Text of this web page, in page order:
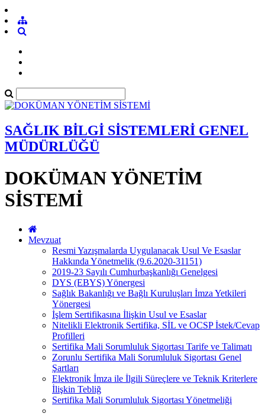
SAĞLIK BİLGİ SİSTEMLERİ GENEL
MÜDÜRLÜĞÜ
DOKÜMAN YÖNETİM
SİSTEMİ
Mevzuat
Resmi Yazışmalarda Uygulanacak Usul Ve Esaslar
Hakkında Yönetmelik (9.6.2020-31151)
2019-23 Sayılı Cumhurbaşkanlığı Genelgesi
DYS (EBYS) Yönergesi
Sağlık Bakanlığı ve Bağlı Kuruluşları İmza Yetkileri
Yönergesi
İşlem Sertifikasına İlişkin Usul ve Esaslar
Nitelikli Elektronik Sertifika, SİL ve OCSP İstek/Cevap
Profilleri
Sertifika Mali Sorumluluk Sigortası Tarife ve Talimatı
Zorunlu Sertifika Mali Sorumluluk Sigortası Genel
Şartları
Elektronik İmza ile İlgili Süreçlere ve Teknik Kriterlere
İlişkin Tebliğ
Sertifika Mali Sorumluluk Sigortası Yönetmeliği